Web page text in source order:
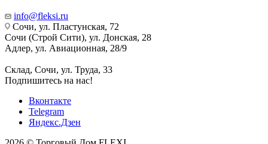
info@fleksi.ru
Сочи, ул. Пластунская, 72
Сочи (Строй Сити), ул. Донская, 28
Адлер, ул. Авиационная, 28/9
Склад, Сочи, ул. Труда, 33
Подпишитесь на нас!
Вконтакте
Telegram
Яндекс.Дзен